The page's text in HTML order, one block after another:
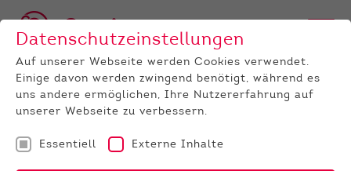
UNTERNEHMEN News
Datenschutzeinstellungen
Auf unserer Webseite werden Cookies verwendet.
Einige davon werden zwingend benötigt, während es
uns andere ermöglichen, Ihre Nutzererfahrung auf
unserer Webseite zu verbessern.
Essentiell Externe Inhalte